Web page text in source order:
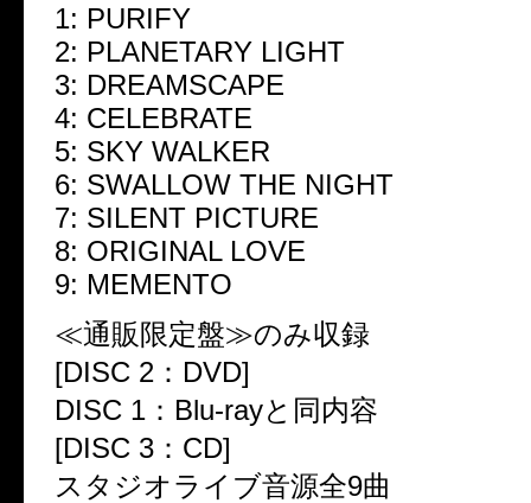
1: PURIFY
2: PLANETARY LIGHT
3: DREAMSCAPE
4: CELEBRATE
5: SKY WALKER
6: SWALLOW THE NIGHT
7: SILENT PICTURE
8: ORIGINAL LOVE
9: MEMENTO
≪通販限定盤≫のみ収録
[DISC 2：DVD]
DISC 1：Blu-rayと同内容
[DISC 3：CD]
スタジオライブ音源全9曲